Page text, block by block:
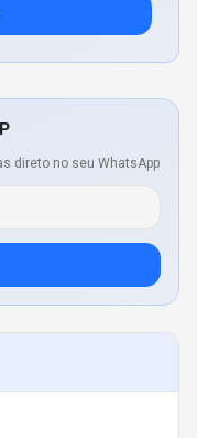
direto no seu WhatsApp